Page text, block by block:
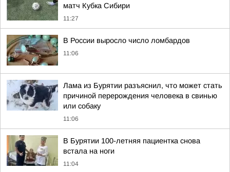
матч Кубка Сибири
11:27
В России выросло число ломбардов
11:06
Лама из Бурятии разъяснил, что может стать
причиной перерождения человека в свинью
или собаку
11:06
В Бурятии 100-летняя пациентка снова
встала на ноги
11:04